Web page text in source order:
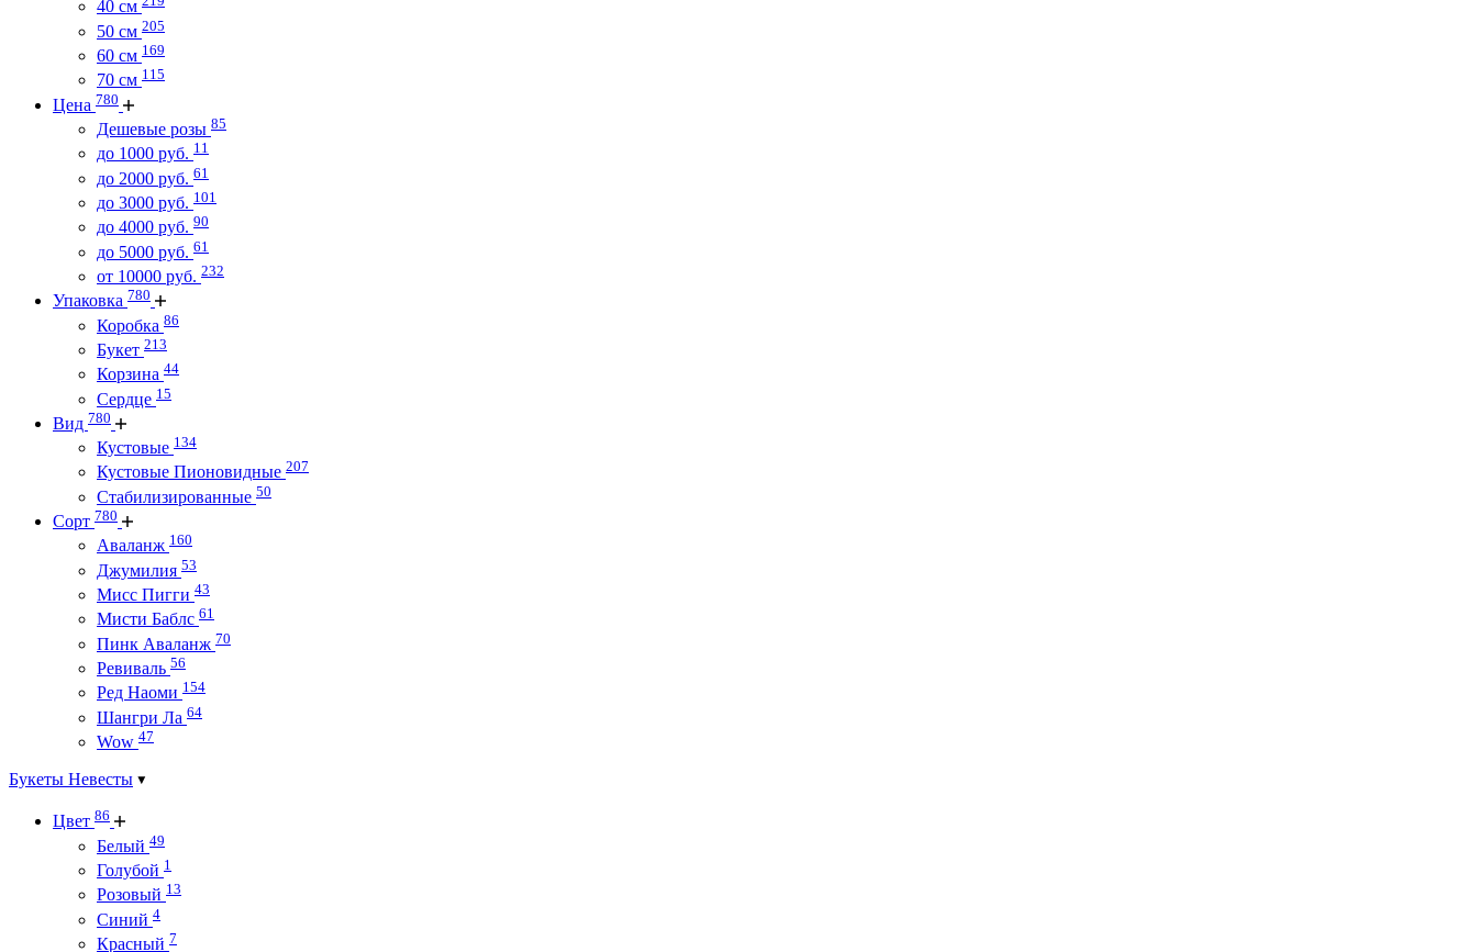
40 см
50 см 205
60 см 169
70 см 115
Цена 780
Дешевые розы 85
до 1000 руб. 11
до 2000 руб. 61
до 3000 руб. 101
до 4000 руб. 90
до 5000 руб. 61
от 10000 руб. 232
Упаковка 780
Коробка 86
Букет 213
Корзина 44
Сердце 15
Вид 780
Кустовые 134
Кустовые Пионовидные 207
Стабилизированные 50
Сорт 780
Аваланж 160
Джумилия 53
Мисс Пигги 43
Мисти Баблс 61
Пинк Аваланж 70
Ревиваль 56
Ред Наоми 154
Шангри Ла 64
Wow 47
Букеты Невесты
Цвет 86
Белый 49
Голубой 1
Розовый 13
Синий 4
Красный 7